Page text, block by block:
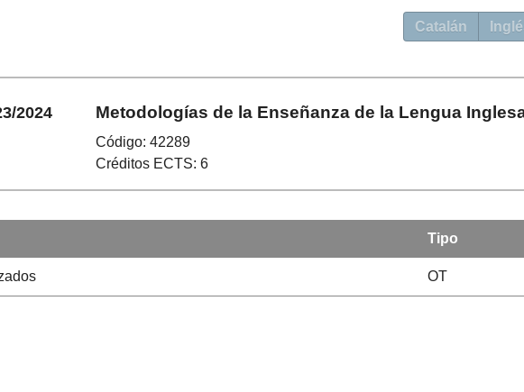
Catalán
2024 Metodologías de la Enseñanza de la Lengua
Código: 42289
Créditos ECTS: 6
Tipo
OT